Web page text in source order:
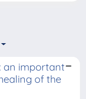
an important
of the